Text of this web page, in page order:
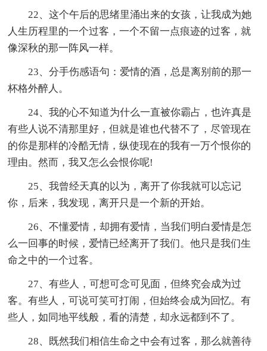
22、这个午后的思绪里涌出来的女孩，让我成为她
人生历程里的一个过客，一个不留一点痕迹的过客，就
像深秋的那一阵风一样。
23、分手伤感语句：爱情的酒，总是离别前的那一
杯格外醉人。
24、我的心不知道为什么一直被你霸占，也许真是
有些人说不清那里好，但就是谁也代替不了，尽管现在
的你是那样的冷酷无情，纵使现在的我有一万个恨你的
理由。然而，我又怎么会恨你呢!
25、我曾经天真的以为，离开了你我就可以忘记
你，后来，我发现，离开只是一个新的开始。
26、不懂爱情，却拥有爱情，当我们明白爱情是怎
么一回事的时候，爱情已经离开了我们。他只是我们生
命之中的一个过客。
27、有些人，可想可念可见面，但终究会成为过
客。有些人，可说可笑可打闹，但始终会成为回忆。有
些人，如同地平线般，看的清楚，却永远都到不了。
28、既然我们相信生命之中会有过客，那么就善待